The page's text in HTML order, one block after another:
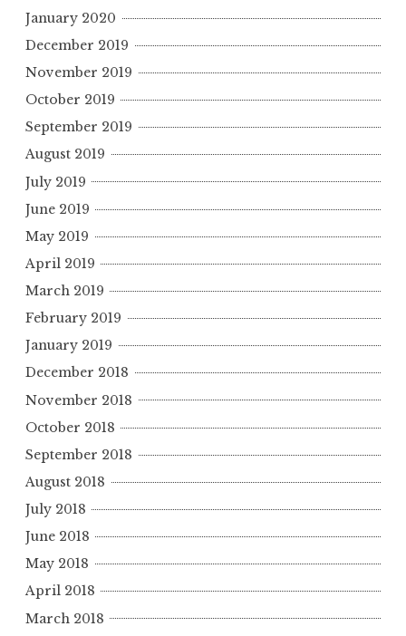
January 2020
December 2019
November 2019
October 2019
September 2019
August 2019
July 2019
June 2019
May 2019
April 2019
March 2019
February 2019
January 2019
December 2018
November 2018
October 2018
September 2018
August 2018
July 2018
June 2018
May 2018
April 2018
March 2018